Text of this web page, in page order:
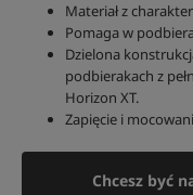
Materiał z
Pomaga w
Dzielona
podbierakach z
Horizon XT.
Zapięcie i
Chcesz być